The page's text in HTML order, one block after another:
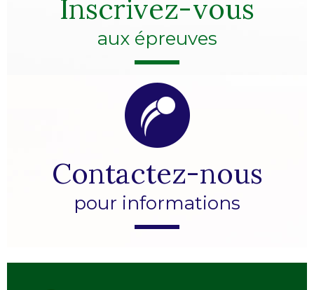
Inscrivez-vous
aux épreuves
Contactez-nous
pour informations